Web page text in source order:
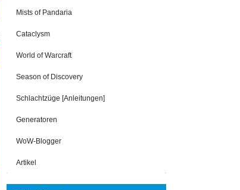
Mists of Pandaria
Cataclysm
World of Warcraft
Season of Discovery
Schlachtzüge [Anleitungen]
Generatoren
WoW-Blogger
Artikel